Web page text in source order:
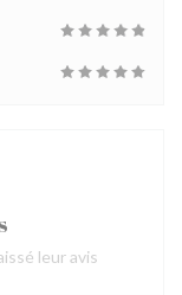
leur avis